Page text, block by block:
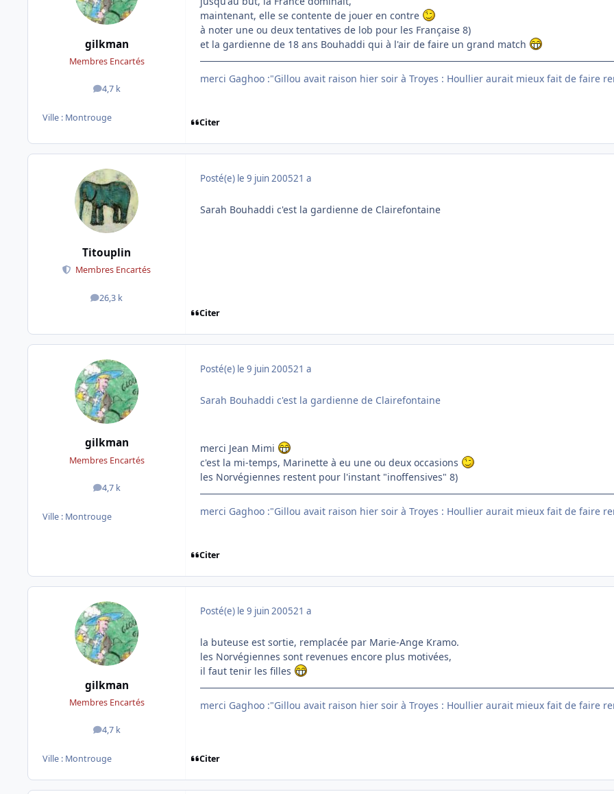
gilkman
Membres Encartés
4,7 k
messages
Ville : Montrouge
maintenant, elle se contente de jouer en contre
à noter une ou deux tentatives de lob pour les Française 8)
et la gardienne de 18 ans Bouhaddi qui à l'air de faire un grand match
merci Gaghoo :"Gillou avait raison hier soir à Troyes : Houllier aurait mieux fait de faire
Citer
Titouplin
Membres Encartés
26,3 k
messages
Posté(e) le 9 juin 200521 a
Sarah Bouhaddi c'est la gardienne de Clairefontaine
Citer
gilkman
Membres Encartés
4,7 k
messages
Ville : Montrouge
Posté(e) le 9 juin 200521 a
Sarah Bouhaddi c'est la gardienne de Clairefontaine
merci Jean Mimi
c'est la mi-temps, Marinette à eu une ou deux occasions
les Norvégiennes restent pour l'instant "inoffensives" 8)
merci Gaghoo :"Gillou avait raison hier soir à Troyes : Houllier aurait mieux fait de faire
Citer
gilkman
Membres Encartés
4,7 k
messages
Ville : Montrouge
Posté(e) le 9 juin 200521 a
la buteuse est sortie, remplacée par Marie-Ange Kramo.
les Norvégiennes sont revenues encore plus motivées,
il faut tenir les filles
merci Gaghoo :"Gillou avait raison hier soir à Troyes : Houllier aurait mieux fait de faire
Citer